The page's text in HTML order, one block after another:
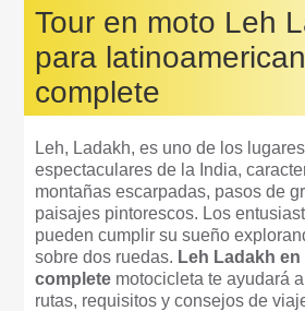
Tour en moto Leh
para
complete
Leh, Ladakh, es uno de los
espectaculares de la India,
montañas escarpadas, pasos de
paisajes pintorescos. Los
pueden cumplir su sueño
sobre dos ruedas. Leh Ladakh
complete motocicleta te ayudará
rutas, requisitos y consejos de